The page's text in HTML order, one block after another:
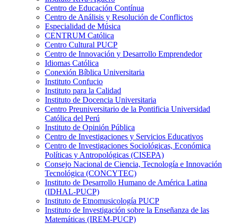
Centro de Educación Contínua
Centro de Análisis y Resolución de Conflictos
Especialidad de Música
CENTRUM Católica
Centro Cultural PUCP
Centro de Innovación y Desarrollo Emprendedor
Idiomas Católica
Conexión Bíblica Universitaria
Instituto Confucio
Instituto para la Calidad
Instituto de Docencia Universitaria
Centro Preuniversitario de la Pontificia Universidad
Católica del Perú
Instituto de Opinión Pública
Centro de Investigaciones y Servicios Educativos
Centro de Investigaciones Sociológicas, Económica
Políticas y Antropológicas (CISEPA)
Consejo Nacional de Ciencia, Tecnología e Innovación
Tecnológica (CONCYTEC)
Instituto de Desarrollo Humano de América Latina
(IDHAL-PUCP)
Instituto de Etnomusicología PUCP
Instituto de Investigación sobre la Enseñanza de las
Matemáticas (IREM-PUCP)